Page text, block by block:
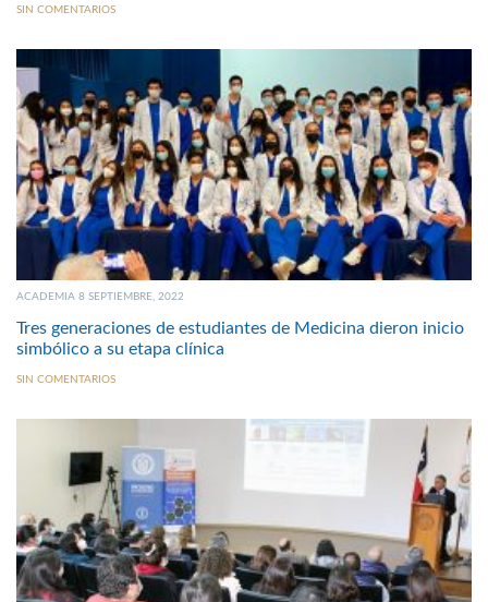
SIN COMENTARIOS
ACADEMIA 8 SEPTIEMBRE, 2022
Tres generaciones de estudiantes de Medicina dieron inicio
simbólico a su etapa clínica
SIN COMENTARIOS